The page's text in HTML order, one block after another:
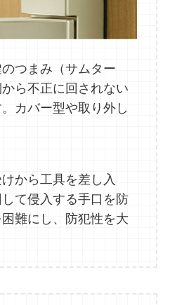
つまみ（サムター
ら不正に回されない
カバー型や取り外し
から工具を差し入
て侵入する手口を防
難にし、防犯性を大